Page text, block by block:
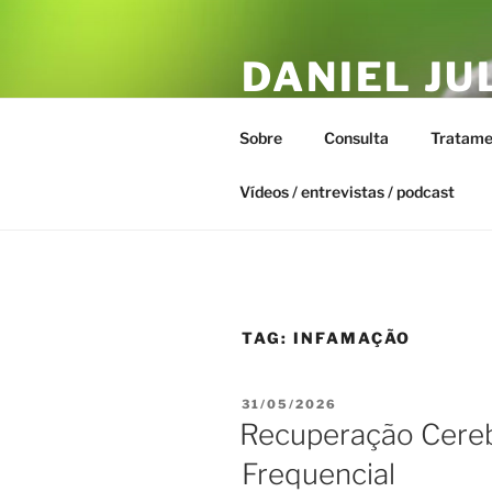
DANIEL
ESTAR –
Sobre Consulta
Vídeos / entrevistas / podcast
TAG: INFAMAÇÃO
PUBLICADO
EM
31/05/2026
Recuperação
Frequencial